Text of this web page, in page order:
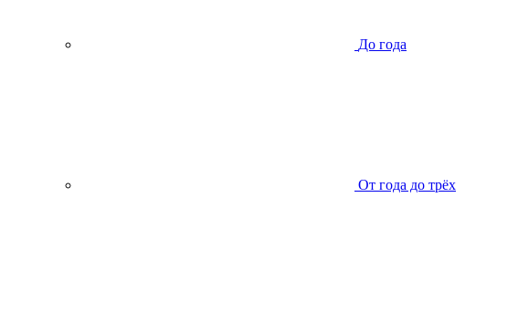
До года
От года до трёх